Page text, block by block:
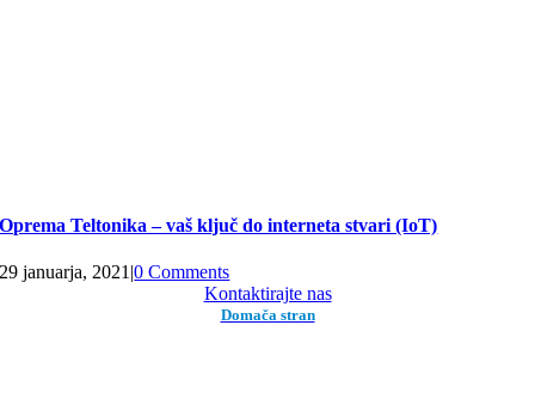
Oprema Teltonika – vaš ključ do interneta stvari (IoT)
29 januarja, 2021 |0 Comments
Kontaktirajte nas
Domača stran